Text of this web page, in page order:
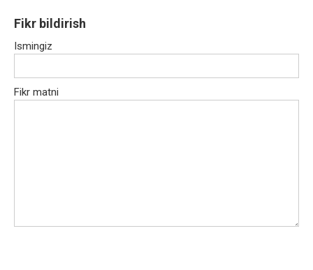
Fikr bildirish
Ismingiz
Fikr matni